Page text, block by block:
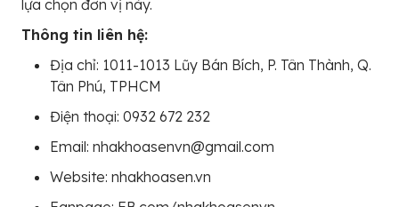
lựa chọn đơn vị này.
Thông tin liên hệ:
Địa chỉ: 1011-1013 Lũy Bán Bích, P. Tân Thành, Q.
Tân Phú, TPHCM
Điện thoại: 0932 672 232
Email: nhakhoasenvn@gmail.com
Website: nhakhoasen.vn